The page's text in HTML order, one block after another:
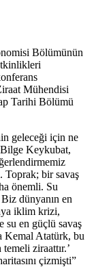
Bölümünün
Mühendisi
Tarihi Bölümü
geleceği için ne
Keykubat,
Toprak; bir savaş
önemli. Su
Biz dünyanın en
iklim krizi,
su en güçlü savaş
Kemal Atatürk, bu
ziraattır.’
çizmişti”